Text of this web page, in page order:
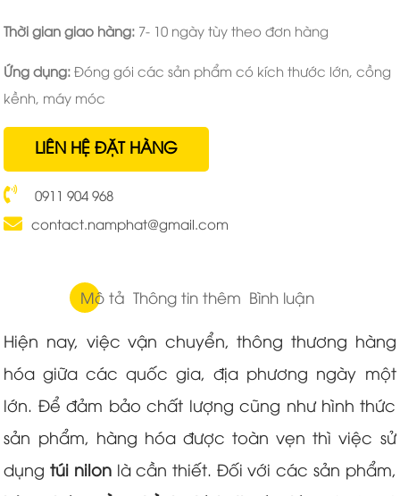
Thời gian giao hàng: 7- 10 ngày tùy theo đơn hàng
Ứng dụng: Đóng gói các sản phẩm có kích thước lớn, cồng
kềnh, máy móc
LIÊN HỆ ĐẶT HÀNG
0911 904 968
contact.namphat@gmail.com
Mô tả Thông tin thêm Bình luận
Hiện nay, việc vận chuyển, thông thương hàng
hóa giữa các quốc gia, địa phương ngày một
lớn. Để đảm bảo chất lượng cũng như hình thức
sản phẩm, hàng hóa được toàn vẹn thì việc sử
dụngtúi nilonlà cần thiết. Đối với các sản phẩm,